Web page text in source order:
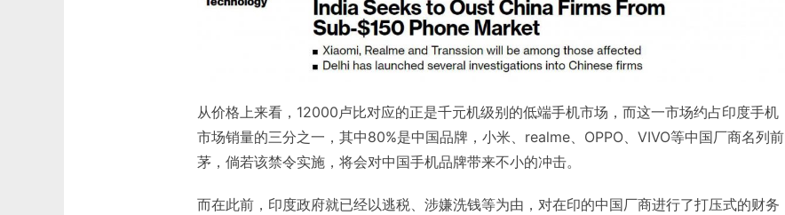
从价格上来看，12000卢比对应的正是千元机级别的低端手机市场，而这一市场约占印度手机
市场销量的三分之一，其中80%是中国品牌，小米、realme、OPPO、VIVO等中国厂商名列前
茅，倘若该禁令实施，将会对中国手机品牌带来不小的冲击。
而在此前，印度政府就已经以逃税、涉嫌洗钱等为由，对在印的中国厂商进行了打压式的财务